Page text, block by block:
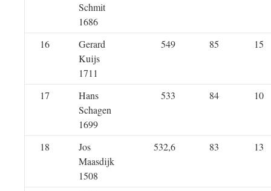
Schmit
1686
16
Gerard
Kuijs
1711
549 85 15
17
Hans
Schagen
1699
533 84 10
18
Jos
Maasdijk
1508
532,6 83 13